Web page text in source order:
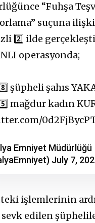
“Fuhşa
suçuna
2️⃣ ilde
operasyonda;
şüpheli şahıs
mağdur kadın
Emniyet Müdürlüğü
July 7,
işlemlerinin
edilen